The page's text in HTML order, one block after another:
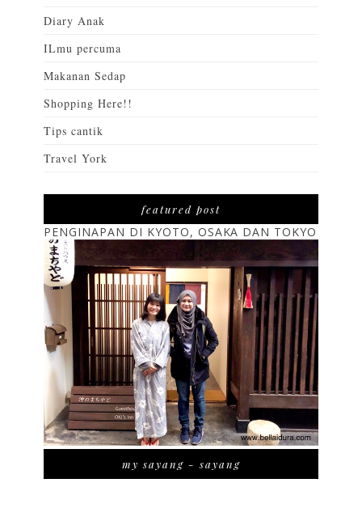
Diary Anak
ILmu percuma
Makanan Sedap
Shopping Here!!
Tips cantik
Travel York
featured post
PENGINAPAN DI KYOTO, OSAKA DAN TOKYO
my sayang - sayang